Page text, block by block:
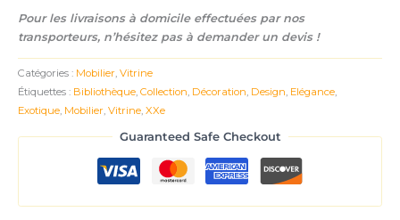
Pour les livraisons à domicile effectuées par nos
transporteurs, n’hésitez pas à demander un devis !
Catégories : Mobilier Vitrine
Étiquettes : Bibliothèque Collection Décoration Design Elégance
Exotique Mobilier Vitrine XXe
Guaranteed Safe Checkout